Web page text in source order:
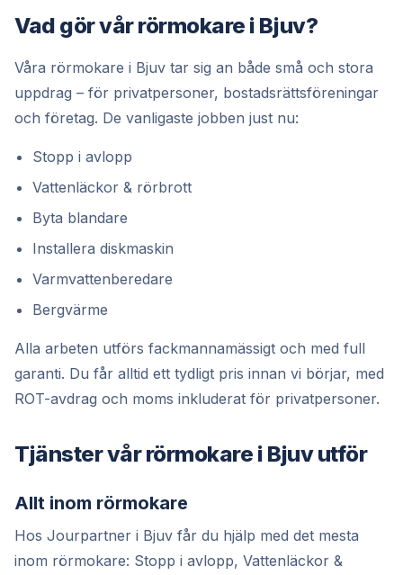
Vad gör vår rörmokare i Bjuv?
Våra rörmokare i Bjuv tar sig an både små och stora
uppdrag – för privatpersoner, bostadsrättsföreningar
och företag. De vanligaste jobben just nu:
Stopp i avlopp
Vattenläckor & rörbrott
Byta blandare
Installera diskmaskin
Varmvattenberedare
Bergvärme
Alla arbeten utförs fackmannamässigt och med full
garanti. Du får alltid ett tydligt pris innan vi börjar, med
ROT-avdrag och moms inkluderat för privatpersoner.
Tjänster vår rörmokare i Bjuv utför
Allt inom rörmokare
Hos Jourpartner i Bjuv får du hjälp med det mesta
inom rörmokare: Stopp i avlopp, Vattenläckor &